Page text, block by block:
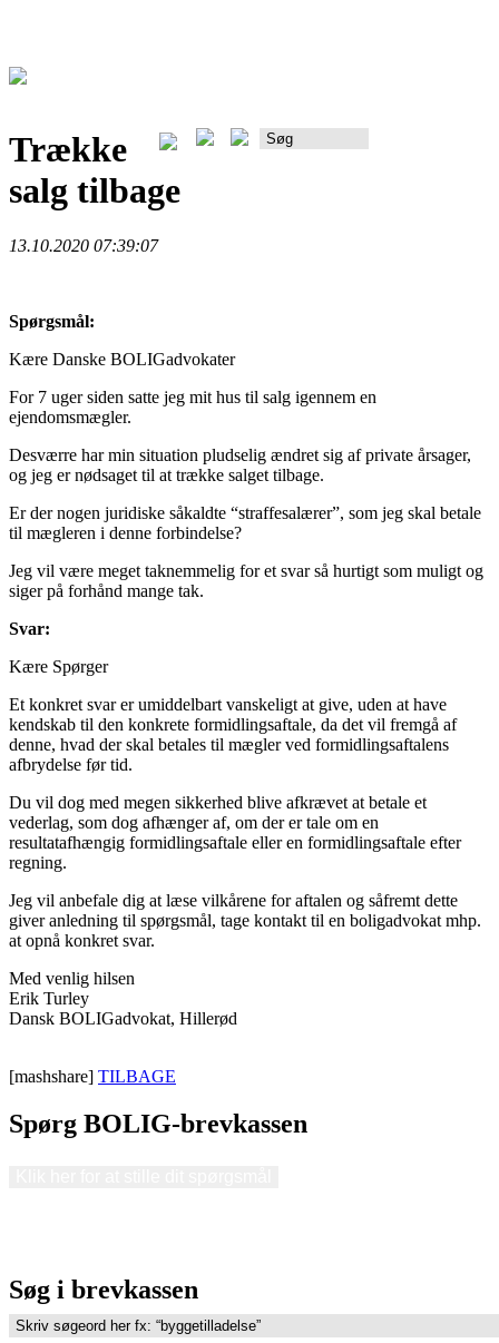
Trække
salg tilbage
13.10.2020 07:39:07
Spørgsmål:
Kære Danske BOLIGadvokater
For 7 uger siden satte jeg mit hus til salg igennem en
ejendomsmægler.
Desværre har min situation pludselig ændret sig af private årsager,
og jeg er nødsaget til at trække salget tilbage.
Er der nogen juridiske såkaldte “straffesalærer”, som jeg skal betale
til mægleren i denne forbindelse?
Jeg vil være meget taknemmelig for et svar så hurtigt som muligt og
siger på forhånd mange tak.
Svar:
Kære Spørger
Et konkret svar er umiddelbart vanskeligt at give, uden at have
kendskab til den konkrete formidlingsaftale, da det vil fremgå af
denne, hvad der skal betales til mægler ved formidlingsaftalens
afbrydelse før tid.
Du vil dog med megen sikkerhed blive afkrævet at betale et
vederlag, som dog afhænger af, om der er tale om en
resultatafhængig formidlingsaftale eller en formidlingsaftale efter
regning.
Jeg vil anbefale dig at læse vilkårene for aftalen og såfremt dette
giver anledning til spørgsmål, tage kontakt til en boligadvokat mhp.
at opnå konkret svar.
Med venlig hilsen
Erik Turley
Dansk BOLIGadvokat, Hillerød
[mashshare] TILBAGE
Spørg BOLIG-brevkassen
Søg i brevkassen